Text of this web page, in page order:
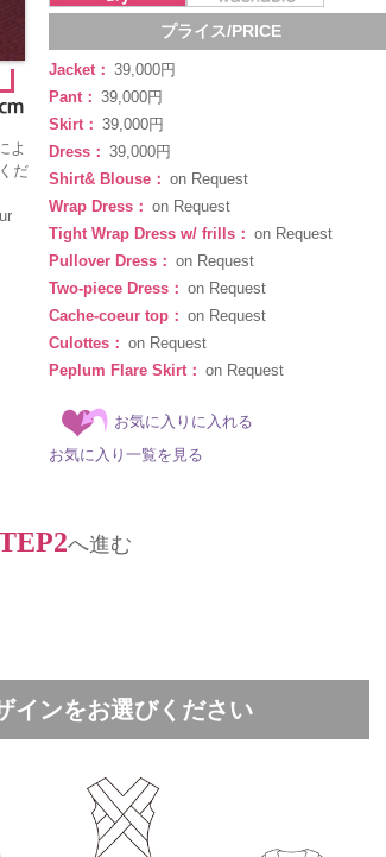
よ
だ
プライス/PRICE
Jacket： 39,000円
Pant： 39,000円
Skirt： 39,000円
Dress： 39,000円
Shirt& Blouse： on Request
Wrap Dress： on Request
Tight Wrap Dress w/ frills： on Request
Pullover Dress： on Request
Two-piece Dress： on Request
Cache-coeur top： on Request
Culottes： on Request
Peplum Flare Skirt： on Request
お気に入りに入れる
お気に入り一覧を見る
へ進む
ンをお選びください